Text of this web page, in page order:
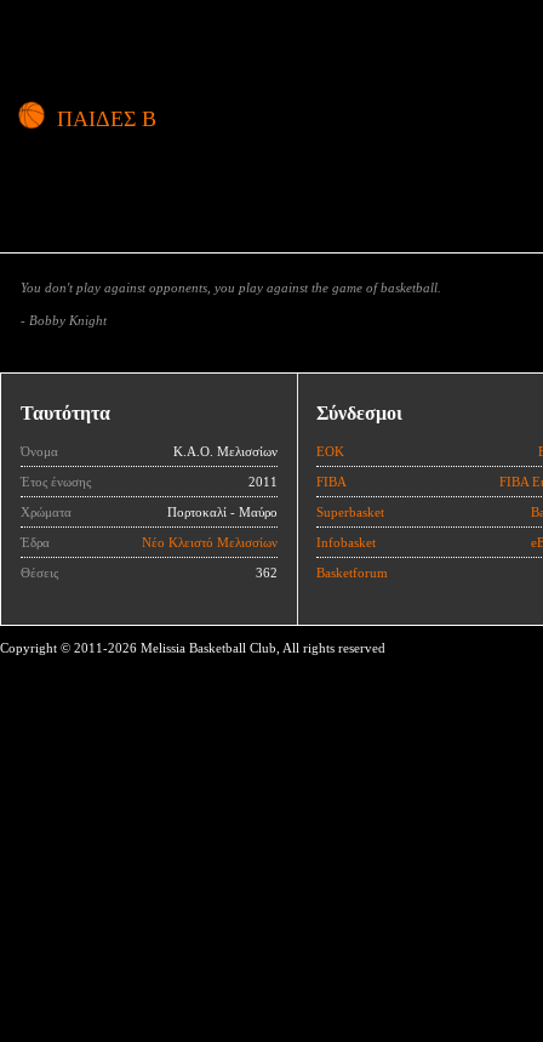
ΠΑΙΔΕΣ Β
You don't play against opponents, you play against the game of basketball.
- Bobby Knight
Ταυτότητα
Όνομα Κ.Α.Ο. Μελισσίων
Έτος ένωσης 2011
Χρώματα Πορτοκαλί - Μαύρο
Έδρα Νέο Κλειστό Μελισσίων
Θέσεις 362
Σύνδεσμοι
ΕΟΚ
FIBA FIBA
Superbasket
Infobasket
Basketforum
Copyright © 2011-2026 Melissia Basketball Club, All rights reserved